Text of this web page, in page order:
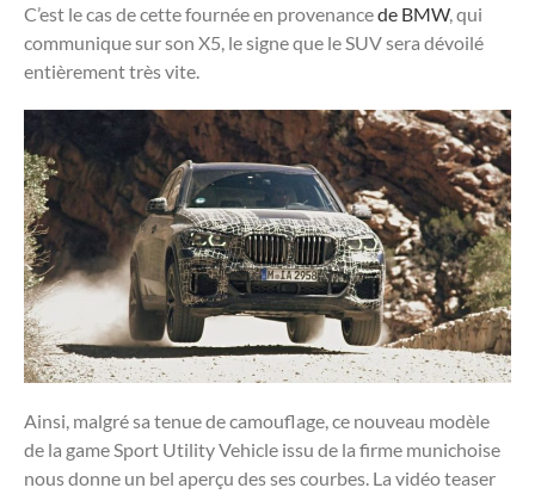
C’est le cas de cette fournée en provenancede BMW, qui
communique sur son X5, le signe que le SUV sera dévoilé
entièrement très vite.
Ainsi, malgré sa tenue de camouflage, ce nouveau modèle
de la game Sport Utility Vehicle issu de la firme munichoise
nous donne un bel aperçu des ses courbes. La vidéo teaser